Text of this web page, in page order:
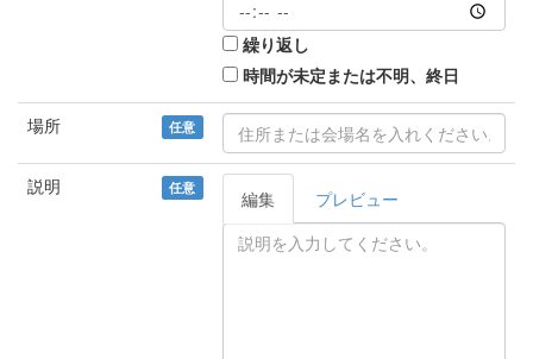
繰り返し
時間が未定または不明、終日
場所 任意
説明 任意 編集 プレビュー